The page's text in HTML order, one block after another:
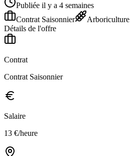
Publiée il y a 4 semaines
Contrat Saisonnier
Arboriculture
Détails de l'offre
Contrat
Contrat Saisonnier
Salaire
13 €/heure